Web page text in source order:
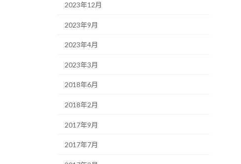
2023年12月
2023年9月
2023年4月
2023年3月
2018年6月
2018年2月
2017年9月
2017年7月